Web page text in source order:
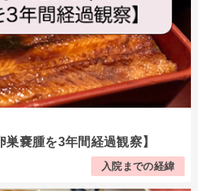
嚢腫を3年間経過観察】
入院までの経緯